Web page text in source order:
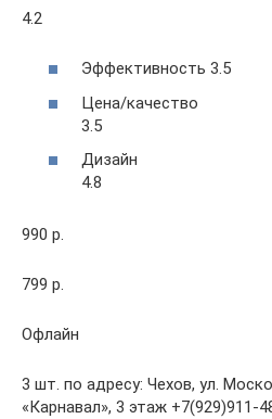
4.2
Эффективность 3.5
Цена/качество
3.5
Дизайн
4.8
990 р.
799 р.
Офлайн
3 шт. по адресу: Чехов, ул.
«Карнавал», 3 этаж +7(929)911-